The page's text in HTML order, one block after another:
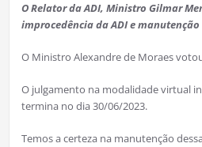
O Relator da ADI, Ministro Gilmar
improcedência da ADI e
O Ministro Alexandre de Moraes
O julgamento na modalidade virtual
termina no dia 30/06/2023.
Temos a certeza na manutenção